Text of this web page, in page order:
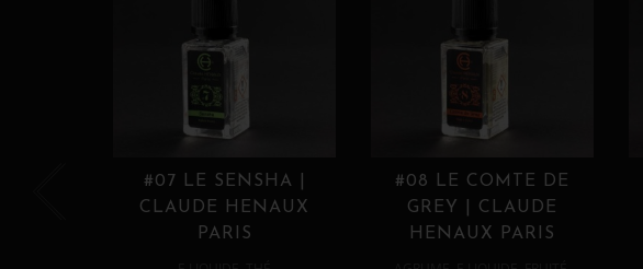
#07 LE SENSHA |
CLAUDE HENAUX
PARIS
#08 LE COMTE DE
GREY | CLAUDE
HENAUX PARIS